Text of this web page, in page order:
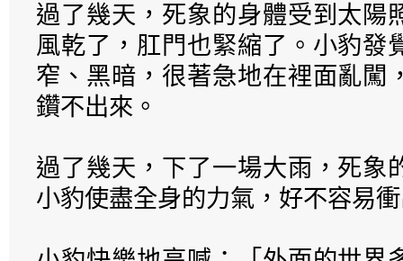
過了幾天，死象的身體受到太陽
風乾了，肛門也緊縮了。小豹發
窄、黑暗，很著急地在裡面亂闖
鑽不出來。
過了幾天，下了一場大雨，死象
小豹使盡全身的力氣，好不容易